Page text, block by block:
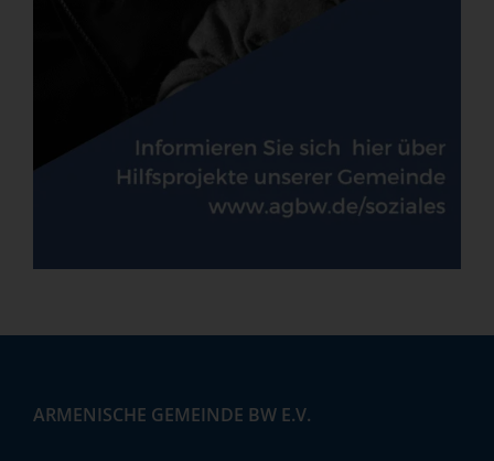
ARMENISCHE GEMEINDE BW E.V.